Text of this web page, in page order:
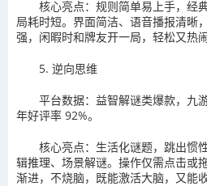
核心亮点：规则简单易上手，经
局耗时短。界面简洁、语音播报清晰
强，闲暇时和牌友开一局，轻松又热闹
5. 逆向思维
平台数据：益智解谜类爆款，九
年好评率 92%。
核心亮点：生活化谜题，跳出惯
辑推理、场景解谜。操作仅需点击或
渐进，不烧脑，既能激活大脑，又能